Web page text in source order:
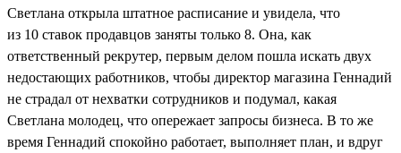
Светлана открыла штатное расписание и увидела, что
из 10 ставок продавцов заняты только 8. Она, как
ответственный рекрутер, первым делом пошла искать двух
недостающих работников, чтобы директор магазина Геннадий
не страдал от нехватки сотрудников и подумал, какая
Светлана молодец, что опережает запросы бизнеса. В то же
время Геннадий спокойно работает, выполняет план, и вдруг